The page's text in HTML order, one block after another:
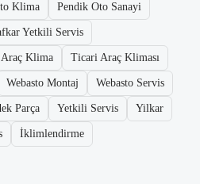
Klima Pendik Oto Sanayi
Yetkili Servis
Klima Ticari Araç Kliması
Webasto Montaj Webasto Servis
Parça Yetkili Servis Yilkar
İklimlendirme